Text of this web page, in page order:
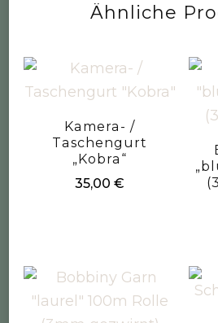
Ähnliche
Kamera- /
Taschengurt
„Kobra“
35,00€